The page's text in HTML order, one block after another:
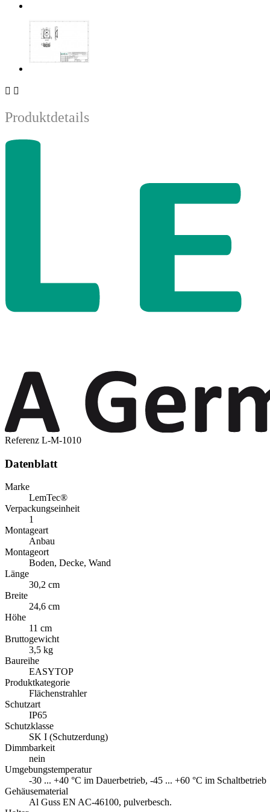
 
Produktdetails
Referenz L-M-1010
Datenblatt
Marke
LemTec®
Verpackungseinheit
1
Montageart
Anbau
Montageort
Boden, Decke, Wand
Länge
30,2 cm
Breite
24,6 cm
Höhe
11 cm
Bruttogewicht
3,5 kg
Baureihe
EASYTOP
Produktkategorie
Flächenstrahler
Schutzart
IP65
Schutzklasse
SK I (Schutzerdung)
Dimmbarkeit
nein
Umgebungstemperatur
-30 ... +40 °C im Dauerbetrieb, -45 ... +60 °C im Schaltbetrieb
Gehäusematerial
Al Guss EN AC-46100, pulverbesch.